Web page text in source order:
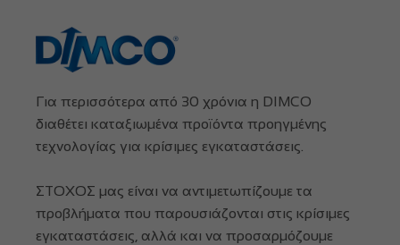
Για περισσότερα από 30 χρόνια η DIMCO
διαθέτει καταξιωμένα προϊόντα προηγμένης
τεχνολογίας για κρίσιμες εγκαταστάσεις.
ΣΤΟΧΟΣ μας είναι να αντιμετωπίζουμε τα
προβλήματα που παρουσιάζονται στις κρίσιμες
εγκαταστάσεις, αλλά και να προσαρμόζουμε